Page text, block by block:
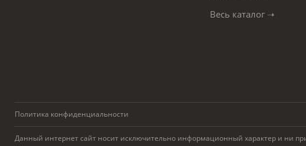
Весь каталог ➝
Политика конфиденциальности
Данный интернет сайт носит исключительно информационный характер и ни